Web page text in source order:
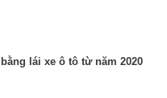
lái xe ô tô từ năm 2020